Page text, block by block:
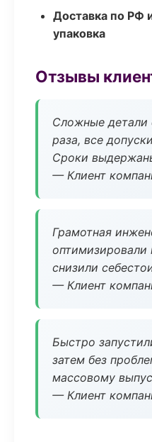
Доставка по РФ
упаковка
Отзывы
Сложные детали
раза, все
Сроки
— Клиент
Грамотная
оптимизировали
снизили
— Клиент
Быстро
затем без
массовому
— Клиент